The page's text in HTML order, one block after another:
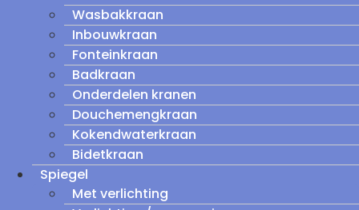
Wasbakkraan
Inbouwkraan
Fonteinkraan
Badkraan
Onderdelen kranen
Douchemengkraan
Kokendwaterkraan
Bidetkraan
Spiegel
Met verlichting